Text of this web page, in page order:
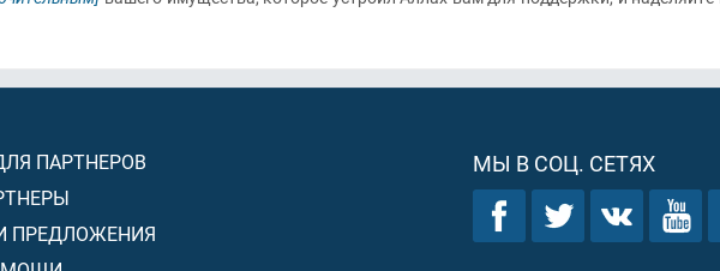
ПАРТНЕРОВ
ПРЕДЛОЖЕНИЯ
МЫ В СОЦ. СЕТЯХ